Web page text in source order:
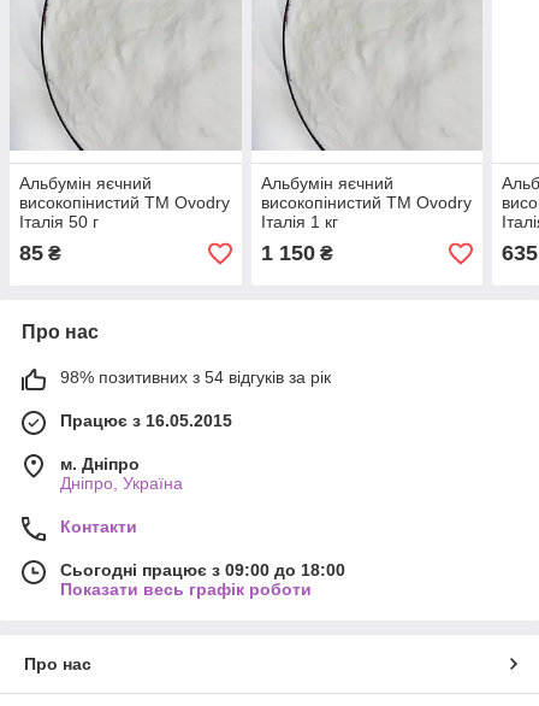
Альбумін яєчний
високопінистий ТМ Ovodry
Італія 50 г
85 ₴
Альбумін яєчний
високопінистий ТМ Ovodry
Італія 1 кг
1 150₴ 635
Про нас
98% позитивних з 54 відгуків за рік
Працює з 16.05.2015
м. Дніпро
Дніпро, Україна
Контакти
Сьогодні працює з 09:00 до 18:00
Показати весь графік роботи
Про нас